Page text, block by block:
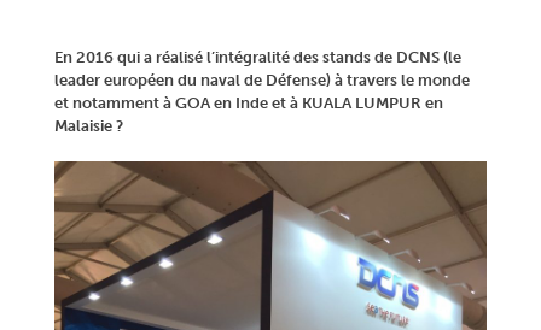
En 2016 qui a réalisé l’intégralité des stands de DCNS (le
leader européen du naval de Défense) à travers le monde
et notamment à GOA en Inde et à KUALA LUMPUR en
Malaisie ?